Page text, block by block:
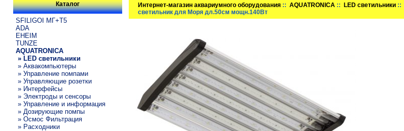
Каталог
SFILIGOI МГ+Т5
ADA
EHEIM
TUNZE
AQUATRONICA
» LED светильники
» Аквакомпьютеры
» Управление помпами
» Управляющие розетки
» Интерфейсы
» Электроды и сенсоры
» Управление и информация
» Дозирующие помпы
» Осмос Фильтрация
» Расходники
Интернет-магазин аквариумного оборудования ::AQUATRONICA :: LED светильники ::
светильник для Моря дл.50см мощн.140Вт